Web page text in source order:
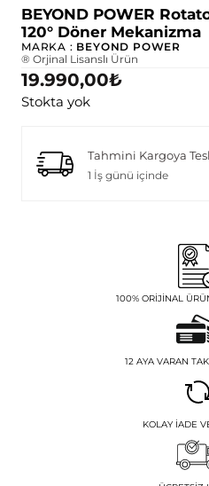
BEYOND POWER
120° Döner Mekanizma
MARKA : BEYOND POWER
® Orjinal Lisanslı Ürün
19.990,00₺
Stokta yok
Tahmini Kargoya
1 İş günü içinde
100% ORIJINAL
12 AYA VARAN
KOLAY İADE